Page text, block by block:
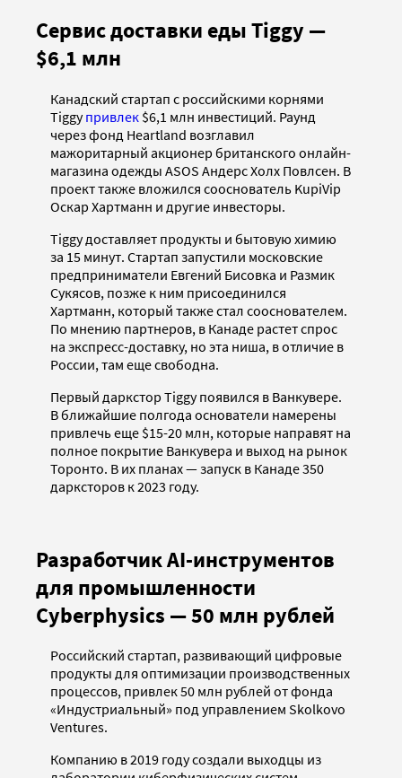
Сервис доставки еды Tiggy —
$6,1 млн
Канадский стартап с российскими корнями
Tiggyпривлек $6,1 млн инвестиций. Раунд
через фонд Heartland возглавил
мажоритарный акционер британского онлайн-
магазина одежды ASOS Андерс Холх Повлсен. В
проект также вложился сооснователь KupiVip
Оскар Хартманн и другие инвесторы.
Tiggy доставляет продукты и бытовую химию
за 15 минут. Стартап запустили московские
предприниматели Евгений Бисовка и Размик
Сукясов, позже к ним присоединился
Хартманн, который также стал сооснователем.
По мнению партнеров, в Канаде растет спрос
на экспресс-доставку, но эта ниша, в отличие в
России, там еще свободна.
Первый даркстор Tiggy появился в Ванкувере.
В ближайшие полгода основатели намерены
привлечь еще $15-20 млн, которые направят на
полное покрытие Ванкувера и выход на рынок
Торонто. В их планах — запуск в Канаде 350
дарксторов к 2023 году.
Разработчик AI-инструментов
для промышленности
Cyberphysics — 50 млн рублей
Российский стартап, развивающий цифровые
продукты для оптимизации производственных
процессов, привлек 50 млн рублей от фонда
«Индустриальный» под управлением Skolkovo
Ventures.
Компанию в 2019 году создали выходцы из